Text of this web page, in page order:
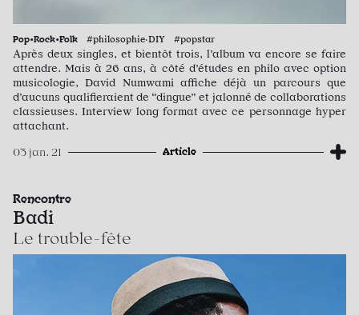
Pop•Rock•Folk #philosophie·DIY #popstar
Après deux singles, et bientôt trois, l’album va encore se faire
attendre. Mais à 26 ans, à côté d’études en philo avec option
musicologie, David Numwami affiche déjà un parcours que
d’aucuns qualifieraient de “dingue” et jalonné de collaborations
classieuses. Interview long format avec ce personnage hyper
attachant.
03 jan. 21 Article
Rencontre
Badi
Le trouble-fête